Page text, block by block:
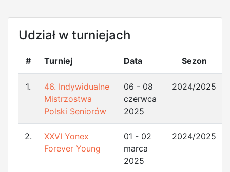
Udział w turniejach
# Turniej Data Sezon
1.
46. Indywidualne
Mistrzostwa
Polski Seniorów
06 - 08
czerwca
2025
2024/2025
2.
XXVI Yonex
Forever Young
01 - 02
marca
2025
2024/2025